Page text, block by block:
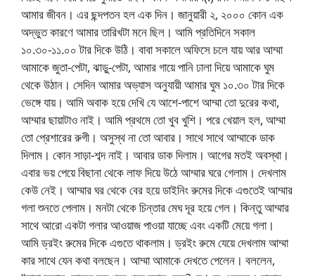
আমার জীবন। এর ছন্দপতন হল এক দিন। জানুয়ারী ২, ২০০০ কোন এক
অদ্ভুত কারণে আমার তারিখটা মনে ছিল। আমি প্রতিদিনে সকাল
১০.৩০-১১.০০ টার দিকে উঠি। বাবা সকালে অফিসে চলে যায় আর আম্মা
আমাকে জুতা-পেটা, ঝাড়ু-পেটা, আমার গায়ে পানি ঢালা দিয়ে আমাকে ঘুম
থেকে উঠান। সেদিন আমার অভ্যাস অনুযায়ী আমার ঘুম ১০.৩০ টার দিকে
ভেঙ্গে যায়। আমি অবাক হয়ে দেখি যে আশে-পাশে আম্মা তো দুরের কথা,
আম্মার ছায়াটাও নাই। আমি প্রথমে তো খুব খুশি। পরে খেয়াল হল, আম্মা
তো প্রেশারের রুগী। অসুস্থ না তো আবার। সাথে সাথে আম্মাকে ডাক
দিলাম। কোন সাড়া-শব্দ নাই। আবার ডাক দিলাম। আগের মতই অবস্থা।
এবার ভয় পেয়ে বিছানা থেকে লাফ দিয়ে উঠে আম্মার ঘরে গেলাম। দেখলাম
কেউ নেই। আম্মার ঘর থেকে বের হয়ে ডাইনিং রুমের দিকে এগুতেই আম্মার
গলা শুনতে পেলাম। মনটা থেকে চিন্তার মেঘ দূর হয়ে গেল। কিন্তু আম্মার
সাথে আরো একটা গলার আওয়াজ পাওয়া যাচ্ছে এবং একটি মেয়ে গলা।
আমি ড্রইং রুমের দিকে এগুতে থাকলাম। ড্রইং রুমে যেয়ে দেখলাম আম্মা
কার সাথে যেন কথা বলছেন। আম্মা আমাকে দেখতে পেলেন। বললেন,